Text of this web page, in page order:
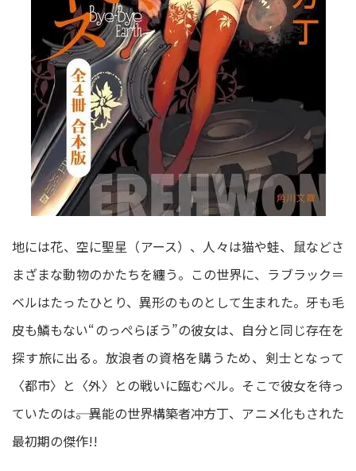
地には花、空に聖星（アース）、人々は猫や蛙、鼠などさ
まざまな動物のかたちを纏う。この世界に、ラブラック＝
ベルはたったひとり、異形のものとして生まれた。牙も毛
皮も鱗もない“のっぺらぼう”の彼女は、自分と同じ存在を
探す旅に出る。放浪者の資格を購うため、剣士となって
〈都市〉と〈外〉との戦いに臨むベル。そこで彼女を待っ
ていたのは――。異能の世界構築者冲方丁、アニメ化もされた
最初期の傑作!!